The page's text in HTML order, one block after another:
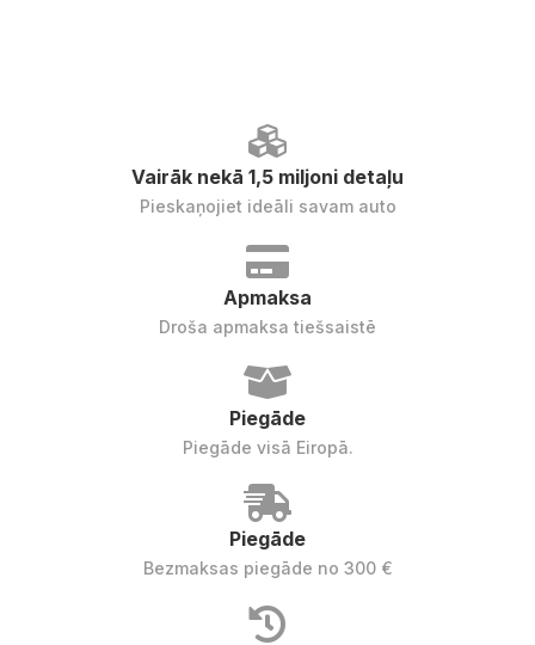
Vairāk nekā 1,5 miljoni detaļu
Pieskaņojiet ideāli savam auto
Apmaksa
Droša apmaksa tiešsaistē
Piegāde
Piegāde visā Eiropā.
Piegāde
Bezmaksas piegāde no 300 €